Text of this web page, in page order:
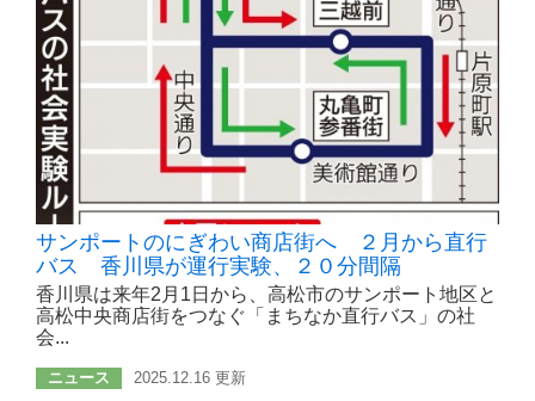
サンポートのにぎわい商店街へ ２月から直行
バス 香川県が運行実験、２０分間隔
香川県は来年2月1日から、高松市のサンポート地区と
高松中央商店街をつなぐ「まちなか直行バス」の社
会...
ニュース 2025.12.16 更新